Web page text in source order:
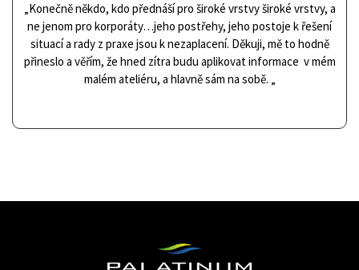
„Konečně někdo, kdo přednáší pro široké vrstvy široké vrstvy, a
ne jenom pro korporáty…jeho postřehy, jeho postoje k řešení
situací a rady z praxe jsou k nezaplacení. Děkuji, mě to hodně
přineslo a věřím, že hned zítra budu aplikovat informace v mém
malém ateliéru, a hlavně sám na sobě. „